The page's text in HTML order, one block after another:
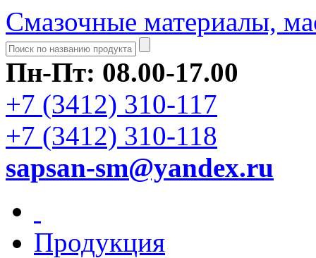
Смазочные материалы,
Пн-Пт: 08.00-17.00
+7 (3412) 310-117
+7 (3412) 310-118
sapsan-sm@yandex.ru
Продукция